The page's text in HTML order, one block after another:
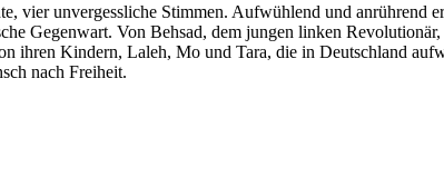
vier unvergessliche Stimmen. Aufwühlend und
Gegenwart. Von Behsad, dem jungen linken
ihren Kindern, Laleh, Mo und Tara, die in Deutschland
nach Freiheit.